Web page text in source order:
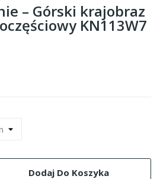
– Górski krajobraz
KN113W7
Dodaj Do Koszyka